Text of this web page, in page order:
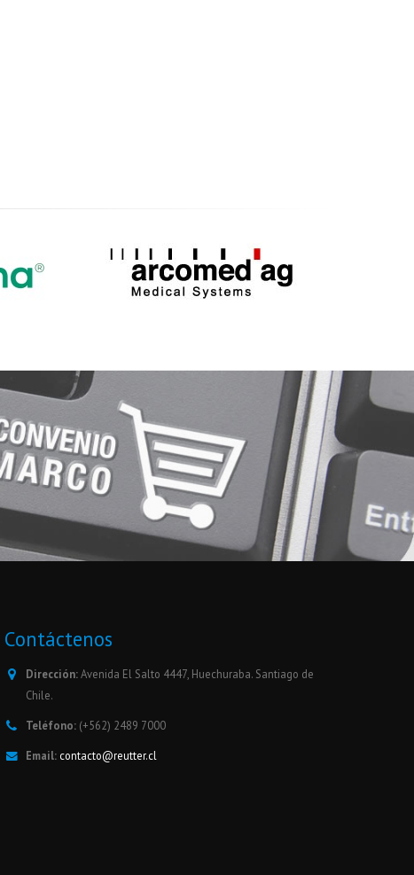
Contáctenos
Dirección:Avenida El Salto 4447, Huechuraba. Santiago de
Chile.
Teléfono: (+562) 2489 7000
Email: contacto@reutter.cl